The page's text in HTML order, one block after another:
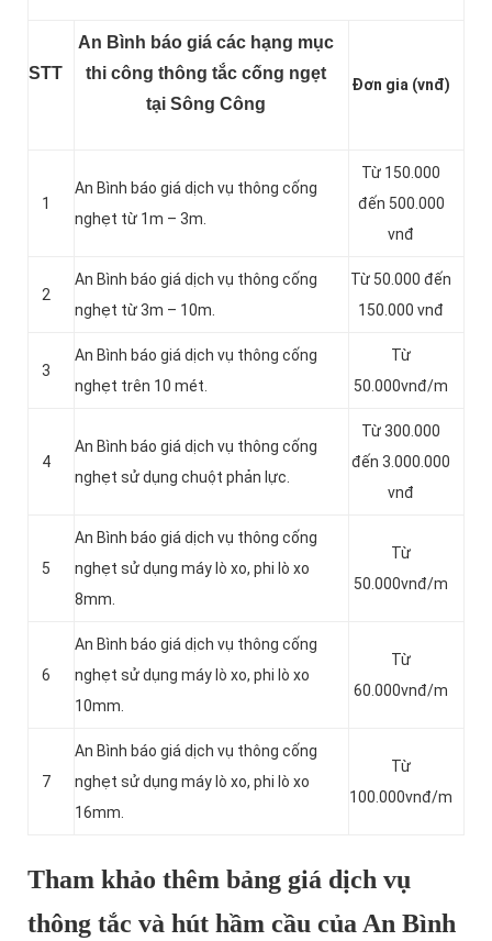
STT
An Bình báo giá các hạng mục
thi công thông tắc cống ngẹt
tại Sông Công
Đơn gia (vnđ)
1
An Bình báo giá dịch vụ thông cống
nghẹt từ 1m – 3m.
Từ 150.000
đến 500.000
vnđ
2
An Bình báo giá dịch vụ thông cống
nghẹt từ 3m – 10m.
Từ 50.000 đến
150.000 vnđ
3
An Bình báo giá dịch vụ thông cống
nghẹt trên 10 mét.
Từ
50.000vnđ/m
4
An Bình báo giá dịch vụ thông cống
nghẹt sử dụng chuột phản lực.
Từ 300.000
đến 3.000.000
vnđ
5
An Bình báo giá dịch vụ thông cống
nghẹt sử dụng máy lò xo, phi lò xo
8mm.
Từ
50.000vnđ/m
6
An Bình báo giá dịch vụ thông cống
nghẹt sử dụng máy lò xo, phi lò xo
10mm.
Từ
60.000vnđ/m
7
An Bình báo giá dịch vụ thông cống
nghẹt sử dụng máy lò xo, phi lò xo
16mm.
Từ
100.000vnđ/m
Tham khảo thêm bảng giá dịch vụ
thông tắc và hút hầm cầu của An Bình